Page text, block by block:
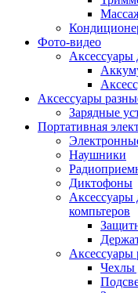
Фото-видео
Аксессуары
Аксессуары
Зарядные
Портативная
Наушники
Диктофоны
компьтеров
Аксессуары
Чехлы